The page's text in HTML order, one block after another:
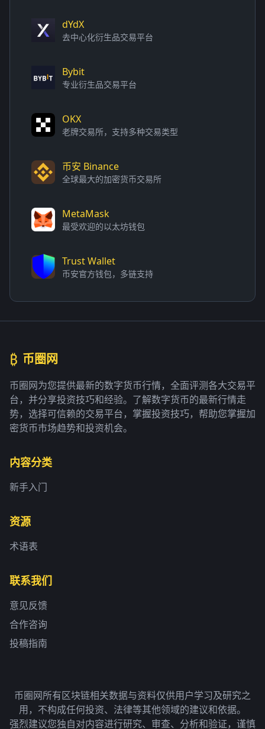
dYdX
去中心化衍生品交易平台
Bybit
专业衍生品交易平台
OKX
老牌交易所，支持多种交易类型
币安 Binance
全球最大的加密货币交易所
MetaMask
最受欢迎的以太坊钱包
Trust Wallet
币安官方钱包，多链支持
₿ 币圈网
币圈网为您提供最新的数字货币行情，全面评测各大交易平
台，并分享投资技巧和经验。了解数字货币的最新行情走
势，选择可信赖的交易平台，掌握投资技巧，帮助您掌握加
密货币市场趋势和投资机会。
内容分类
新手入门
资源
术语表
联系我们
意见反馈
合作咨询
投稿指南
币圈网所有区块链相关数据与资料仅供用户学习及研究之
用，不构成任何投资、法律等其他领域的建议和依据。
强烈建议您独自对内容进行研究、审查、分析和验证，谨慎